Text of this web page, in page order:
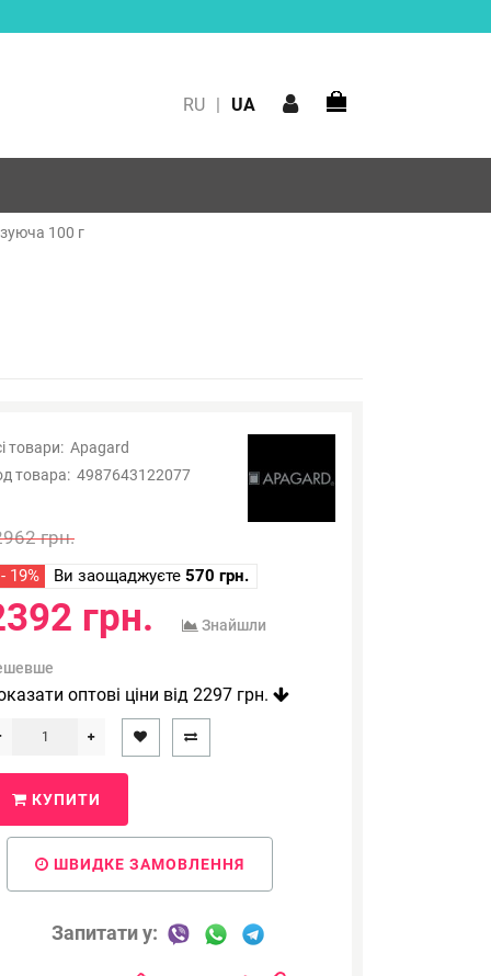
RU | UA
100 г
товари: Apagard
товара: 4987643122077
грн.
- 19% Ви заощаджуєте 570 грн.
грн. Знайшли
оптові ціни від 2297 грн.
КУПИТИ
ШВИДКЕ ЗАМОВЛЕННЯ
Запитати у: